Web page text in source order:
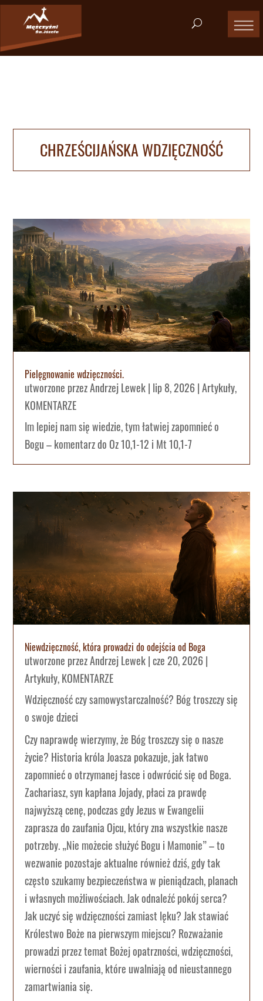
CHRZEŚCIJAŃSKA WDZIĘCZNOŚĆ
Pielęgnowanie wdzięczności.
utworzone przezAndrzej Lewek| lip 8, 2026|Artykuły,
KOMENTARZE
Im lepiej nam się wiedzie, tym łatwiej zapomnieć o
Bogu – komentarz do Oz 10,1-12 i Mt 10,1-7
Niewdzięczność, która prowadzi do odejścia od Boga
utworzone przezAndrzej Lewek|cze 20, 2026|
Artykuły,KOMENTARZE
Wdzięczność czy samowystarczalność? Bóg troszczy się
o swoje dzieci
Czy naprawdę wierzymy, że Bóg troszczy się o nasze
życie? Historia króla Joasza pokazuje, jak łatwo
zapomnieć o otrzymanej łasce i odwrócić się od Boga.
Zachariasz, syn kapłana Jojady, płaci za prawdę
najwyższą cenę, podczas gdy Jezus w Ewangelii
zaprasza do zaufania Ojcu, który zna wszystkie nasze
potrzeby. „Nie możecie służyć Bogu i Mamonie” – to
wezwanie pozostaje aktualne również dziś, gdy tak
często szukamy bezpieczeństwa w pieniądzach, planach
i własnych możliwościach. Jak odnaleźć pokój serca?
Jak uczyć się wdzięczności zamiast lęku? Jak stawiać
Królestwo Boże na pierwszym miejscu? Rozważanie
prowadzi przez temat Bożej opatrzności, wdzięczności,
wierności i zaufania, które uwalniają od nieustannego
zamartwiania się.